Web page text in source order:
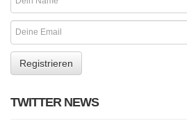
TWITTER NEWS